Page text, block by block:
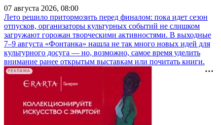
07 августа 2026, 08:00
Лето решило притормозить перед финалом: пока идет сезон
отпусков, организаторы культурных событий не слишком
загружают горожан творческими активностями. В выходные
7–9 августа «Фонтанка» нашла не так много новых идей для
культурного досуга — но, возможно, самое время уделить
внимание ранее открытым выставкам или почитать книги.
РЕКЛАМА